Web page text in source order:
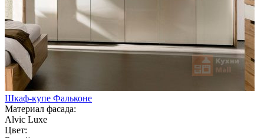
Шкаф-купе Фальконе
Материал фасада:
Alvic Luxe
Цвет: